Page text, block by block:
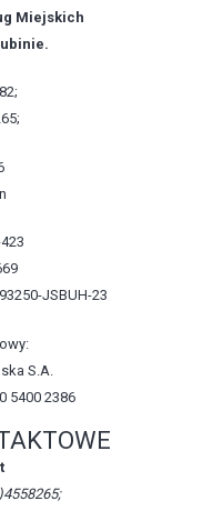
Miejskich
JSBUH-23
S.A.
5400 2386